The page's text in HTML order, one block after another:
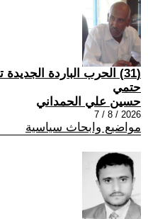
(31) الحرب الباردة
حتمي
حسين علي الحمداني
2026 / 8 / 7
مواضيع وابحاث سياسية